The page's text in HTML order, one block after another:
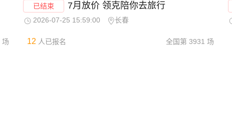
场
已结束 7月放价 领克陪你去旅行
2026-07-25 15:59:00 长春
12 人已报名 全国第 3931 场